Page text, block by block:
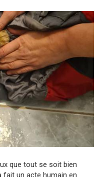
que tout se soit bien
fait un acte humain en